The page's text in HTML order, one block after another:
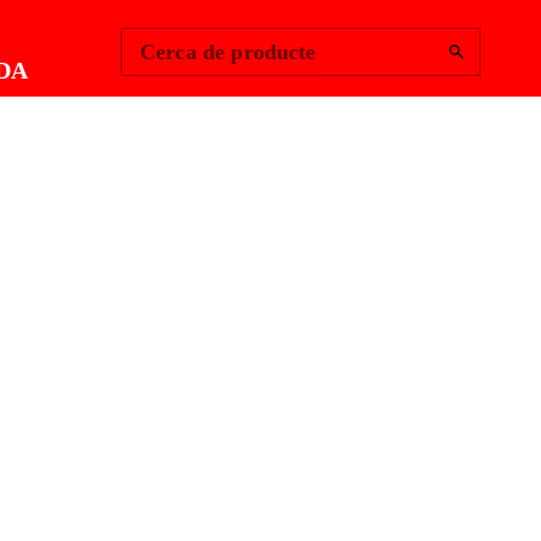
Cerca de producte